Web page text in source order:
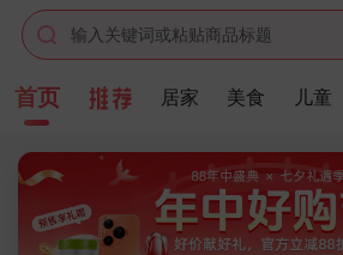
输入关键词或粘贴商品标题
首页 居家 美食 儿童
用户186****8527在7分钟前下
用户159****1526在7分钟前下
用户185****2189在1分钟前下
用户158****7819在5分钟前下